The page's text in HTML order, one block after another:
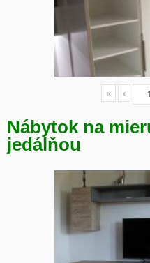
« ‹
Nábytok na
jedálňou